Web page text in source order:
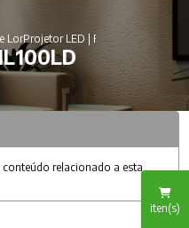
iten(s)
Longo Alcance LED
Projetor LED | FNPRJIL100LD
relacionado a esta